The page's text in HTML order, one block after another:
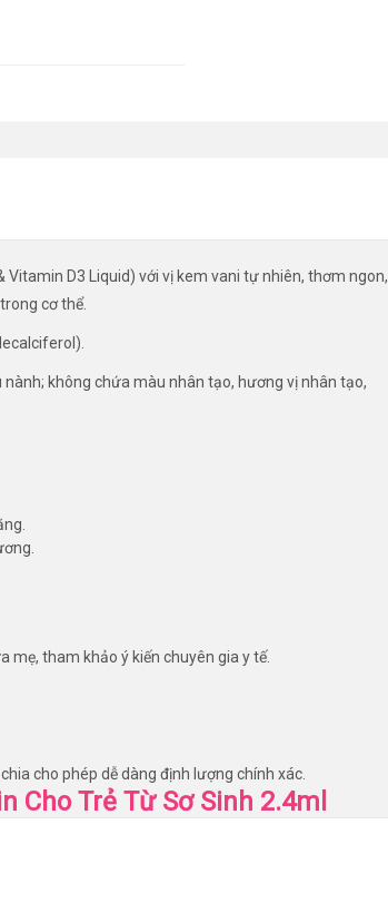
Vitamin D3 Liquid) với vị kem vani tự nhiên, thơm ngon,
cơ thể.
không chứa màu nhân tạo, hương vị nhân tạo,
mẹ, tham khảo ý kiến ​​chuyên gia y tế.
cho phép dễ dàng định lượng chính xác.
Cho Trẻ Từ Sơ Sinh 2.4ml